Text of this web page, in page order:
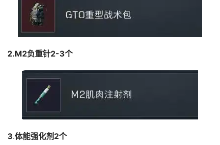
2.M2负重针2-3个
3.体能强化剂2个